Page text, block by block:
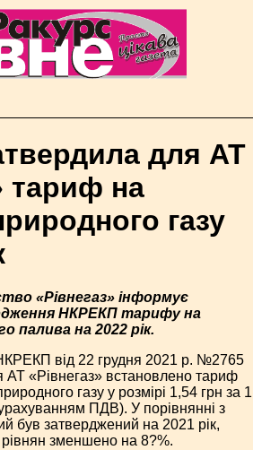
для АТ
тариф на
газу
«Рівнегаз» інформує
НКРЕКП тарифу на
палива на 2022 рік.
від 22 грудня 2021 р. №2765
АТ «Рівнегаз» встановлено тариф
газу у розмірі 1,54 грн за 1
ПДВ). У порівнянні з
був затверджений на 2021 рік,
зменшено на 8?%.